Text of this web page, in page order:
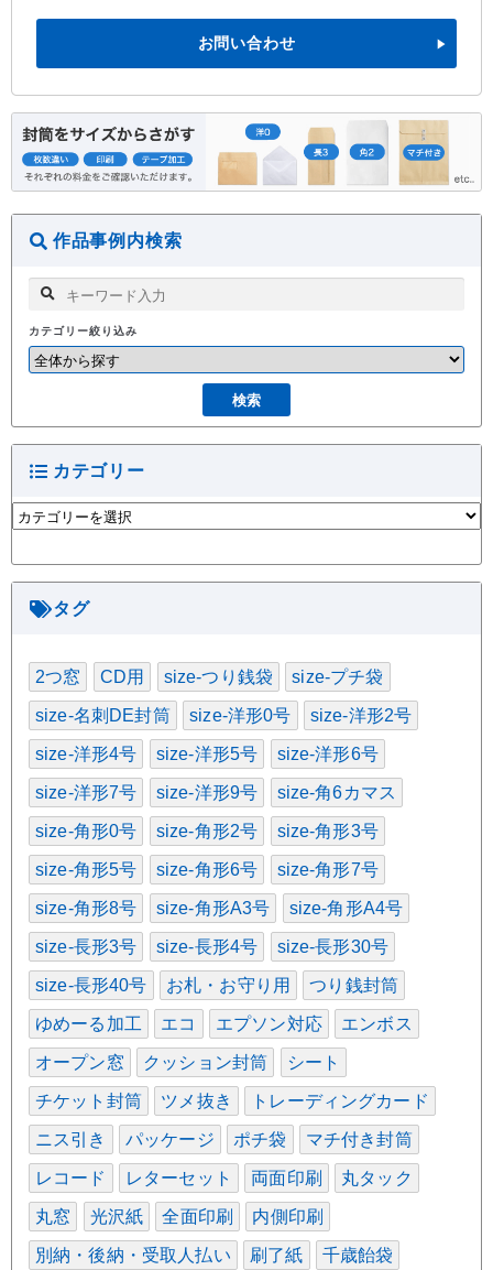
お問い合わせ
作品事例内検索
カテゴリー絞り込み
カテゴリー
カ
テ
タグ
2つ窓 CD用 size-つり銭袋 size-プチ袋
size-名刺DE封筒 size-洋形0号 size-洋形2号
size-洋形4号 size-洋形5号 size-洋形6号
size-洋形7号 size-洋形9号 size-角6カマス
size-角形0号 size-角形2号 size-角形3号
size-角形5号 size-角形6号 size-角形7号
size-角形8号 size-角形A3号 size-角形A4号
size-長形3号 size-長形4号 size-長形30号
size-長形40号 お札・お守り用 つり銭封筒
ゆめーる加工 エコ エプソン対応 エンボス
オープン窓 クッション封筒 シート
チケット封筒 ツメ抜き トレーディングカード
ニス引き パッケージ ポチ袋 マチ付き封筒
レコード レターセット 両面印刷 丸タック
丸窓 光沢紙 全面印刷 内側印刷
別納・後納・受取人払い 刷了紙 千歳飴袋